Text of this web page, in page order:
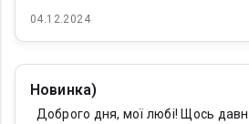
04.12.2024
Новинка)